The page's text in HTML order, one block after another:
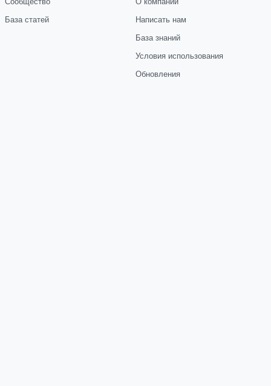
База статей
Написать нам
База знаний
Условия использования
Обновления